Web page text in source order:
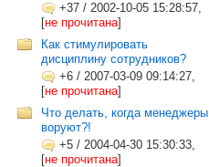
+37 / 2002-10-05 15:28:57,
[не прочитана]
Как стимулировать
дисциплину сотрудников?
+6 / 2007-03-09 09:14:27,
[не прочитана]
Что делать, когда менеджеры
воруют?!
+5 / 2004-04-30 15:30:33,
[не прочитана]